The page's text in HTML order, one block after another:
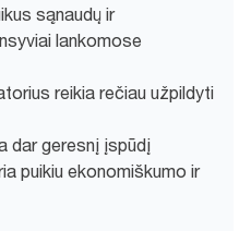
sąnaudų ir
lankomose
reikia rečiau užpildyti
dar geresnį įspūdį
puikiu ekonomiškumo ir